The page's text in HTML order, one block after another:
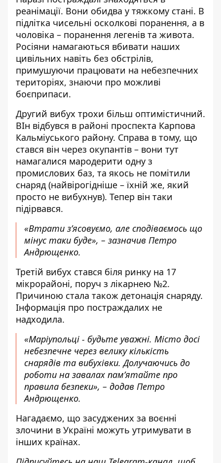
реанімації. Вони обидва у тяжкому стані. В
підлітка чисельні осколкові поранення, а в
чоловіка – поранення легенів та живота.
Росіяни намагаються вбивати наших
цивільних навіть без обстрілів,
примушуючи працювати на небезпечних
територіях, знаючи про можливі
боєприпаси.
Другий вибух трохи більш оптимістичний.
ВІн відбувся в районі проспекта Карпова
Кальміуського району. Справа в тому, що
стався він через окупантів – вони тут
намагалися мародерити одну з
промислових баз, та якось не помітили
снаряд (найвірогідніше – їхній же, який
просто не вибухнув). Тепер він таки
підірвався.
«Втрати з’ясовуємо, але сподіваємось що
мінус таки буде», – зазначив Петро
Андрющенко.
Третій вибух стався біля ринку на 17
мікрорайоні, поруч з лікарнею №2.
Причиною стала також детонація снаряду.
Інформація про постраждалих не
надходила.
«Маріупольці - будьте уважні. Місто досі
небезпечне через велику кількість
снарядів та вибухівки. Долучаючись до
роботи на завалах пам’ятайте про
правила безпеки», – додав Петро
Андрющенко.
Нагадаємо, що засуджених за воєнні
злочини в Україні можуть утримувати в
інших країнах.